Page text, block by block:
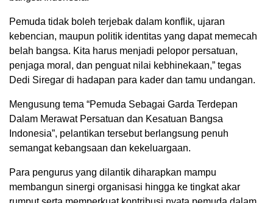
Pemuda tidak boleh terjebak dalam konflik, ujaran
kebencian, maupun politik identitas yang dapat memecah
belah bangsa. Kita harus menjadi pelopor persatuan,
penjaga moral, dan penguat nilai kebhinekaan,” tegas
Dedi Siregar di hadapan para kader dan tamu undangan.
Mengusung tema “Pemuda Sebagai Garda Terdepan
Dalam Merawat Persatuan dan Kesatuan Bangsa
Indonesia”, pelantikan tersebut berlangsung penuh
semangat kebangsaan dan kekeluargaan.
Para pengurus yang dilantik diharapkan mampu
membangun sinergi organisasi hingga ke tingkat akar